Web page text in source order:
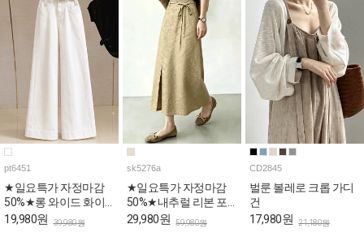
pt6451
★일요특가 자정마감
50%★롱 와이드 화이
트 코튼 팬츠
19,980원 39,980원
sk5276a
★일요특가 자정마감
50%★내추럴 리본 포
인트 A라인 데일리 스
29,980원 59,980원
CD2845
벌룬 볼레로 크롭 가디
건
17,980원 21,180원